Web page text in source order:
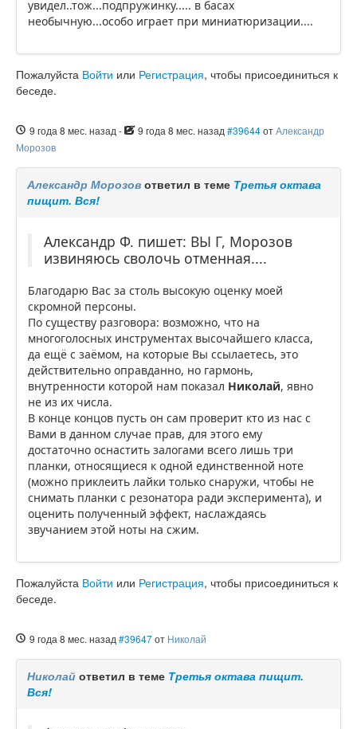
увидел..тож...подпружинку..... в басах
необычную...особо играет при миниатюризации....
Пожалуйста Войти или Регистрация, чтобы присоединиться к
беседе.
9 года 8 мес. назад - 9 года 8 мес. назад #39644отАлександр
Морозов
Александр Морозов ответил в теме Третья октава
пищит. Вся!
Александр Ф. пишет: ВЫ Г, Морозов
извиняюсь сволочь отменная....
Благодарю Вас за столь высокую оценку моей
скромной персоны.
По существу разговора: возможно, что на
многоголосных инструментах высочайшего класса,
да ещё с заёмом, на которые Вы ссылаетесь, это
действительно оправданно, но гармонь,
внутренности которой нам показал Николай, явно
не из их числа.
В конце концов пусть он сам проверит кто из нас с
Вами в данном случае прав, для этого ему
достаточно оснастить залогами всего лишь три
планки, относящиеся к одной единственной ноте
(можно приклеить лайки только снаружи, чтобы не
снимать планки с резонатора ради эксперимента), и
оценить полученный эффект, наслаждаясь
звучанием этой ноты на сжим.
Пожалуйста Войти или Регистрация, чтобы присоединиться к
беседе.
9 года 8 мес. назад #39647от Николай
Николай ответил в теме Третья октава пищит.
Вся!